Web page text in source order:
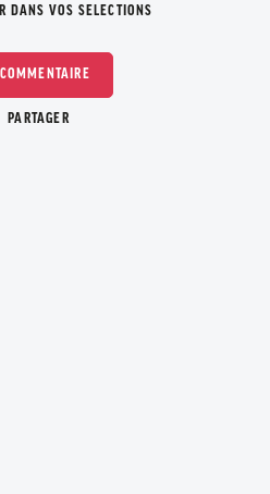
DANS VOS SELECTIONS
PARTAGER